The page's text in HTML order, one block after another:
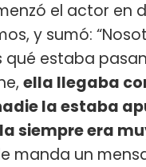
el actor en
y sumó:
estaba
ella llegaba
la estaba
siempre era
manda un